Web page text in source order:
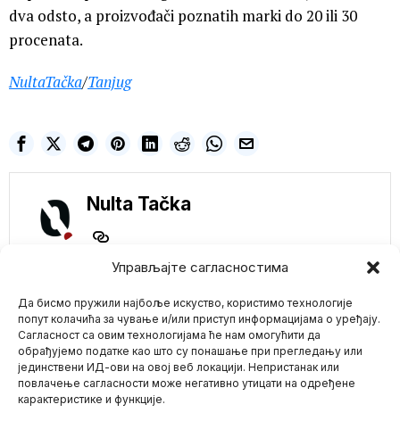
Управљајте сагласностима
Да бисмо пружили најбоље искуство, користимо технологије
попут колачића за чување и/или приступ информацијама о уређају.
Сагласност са овим технологијама ће нам омогућити да
обрађујемо податке као што су понашање при прегледању или
јединствени ИД-ови на овој веб локацији. Непристанак или
повлачење сагласности може негативно утицати на одређене
карактеристике и функције.
dva odsto, a proizvođači poznatih marki do 20 ili 30
procenata.
NultaTačka/Tanjug
Nulta Tačka
Mario zna Youtube
NE PROPUSTITE
Hong Kong uvodi
obavezno testiranje
na COVID-19 za sve
stanovnike